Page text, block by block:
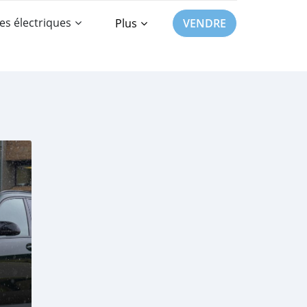
électriques Plus VENDRE